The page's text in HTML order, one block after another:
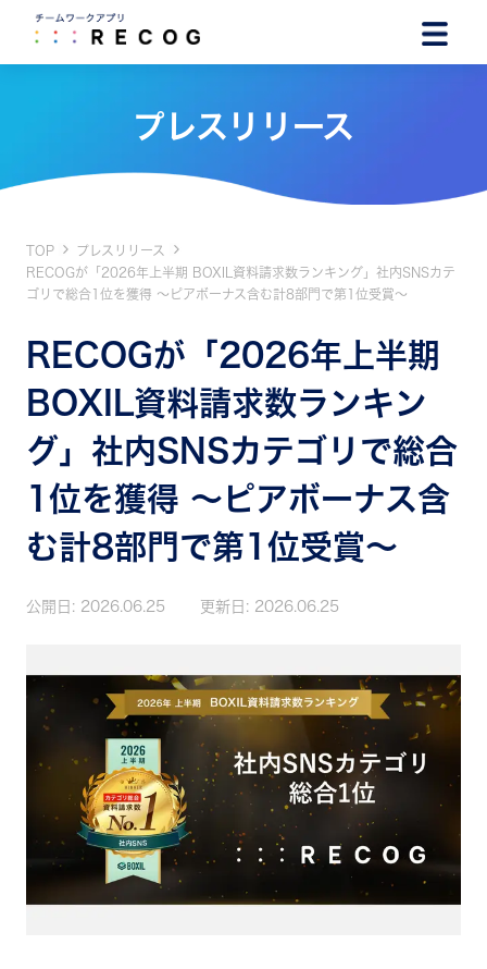
プレスリリース
TOP
プレスリリース
RECOGが「2026年上半期 BOXIL資料請求数ランキング」社内SNSカテ
ゴリで総合1位を獲得 ～ピアボーナス含む計8部門で第1位受賞～
RECOGが「2026年上半期
BOXIL資料請求数ランキン
グ」社内SNSカテゴリで総合
1位を獲得 ～ピアボーナス含
む計8部門で第1位受賞～
公開日: 2026.06.25 更新日: 2026.06.25